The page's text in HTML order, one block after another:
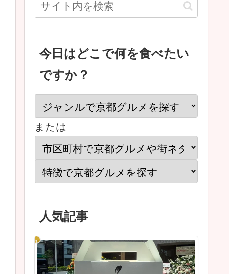
今日はどこで何を食べたい
ですか？
または
人気記事